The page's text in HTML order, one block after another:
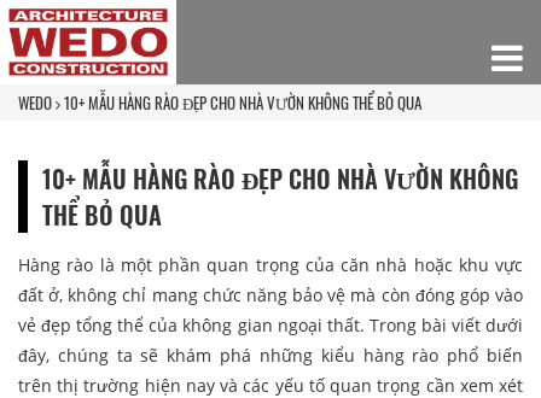
WEDO 10+ MẪU HÀNG RÀO ĐẸP CHO NHÀ VƯỜN KHÔNG THỂ BỎ QUA
10+ MẪU HÀNG RÀO ĐẸP CHO NHÀ VƯỜN KHÔNG
THỂ BỎ QUA
Hàng rào là một phần quan trọng của căn nhà hoặc khu vực
đất ở, không chỉ mang chức năng bảo vệ mà còn đóng góp vào
vẻ đẹp tổng thể của không gian ngoại thất. Trong bài viết dưới
đây, chúng ta sẽ khám phá những kiểu hàng rào phổ biến
trên thị trường hiện nay và các yếu tố quan trọng cần xem xét